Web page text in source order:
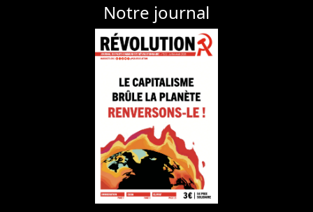
Notre journal